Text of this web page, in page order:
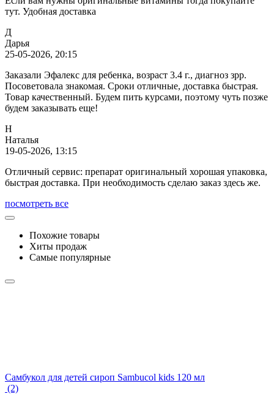
тут. Удобная доставка
Д
Дарья
25-05-2026, 20:15
Заказали Эфалекс для ребенка, возраст 3.4 г., диагноз зрр.
Посоветовала знакомая. Сроки отличные, доставка быстрая.
Товар качественный. Будем пить курсами, поэтому чуть позже
будем заказывать еще!
Н
Наталья
19-05-2026, 13:15
Отличный сервис: препарат оригинальный хорошая упаковка,
быстрая доставка. При необходимость сделаю заказ здесь же.
посмотреть все
Похожие товары
Хиты продаж
Самые популярные
Самбукол для детей сироп Sambucol kids 120 мл
(2)